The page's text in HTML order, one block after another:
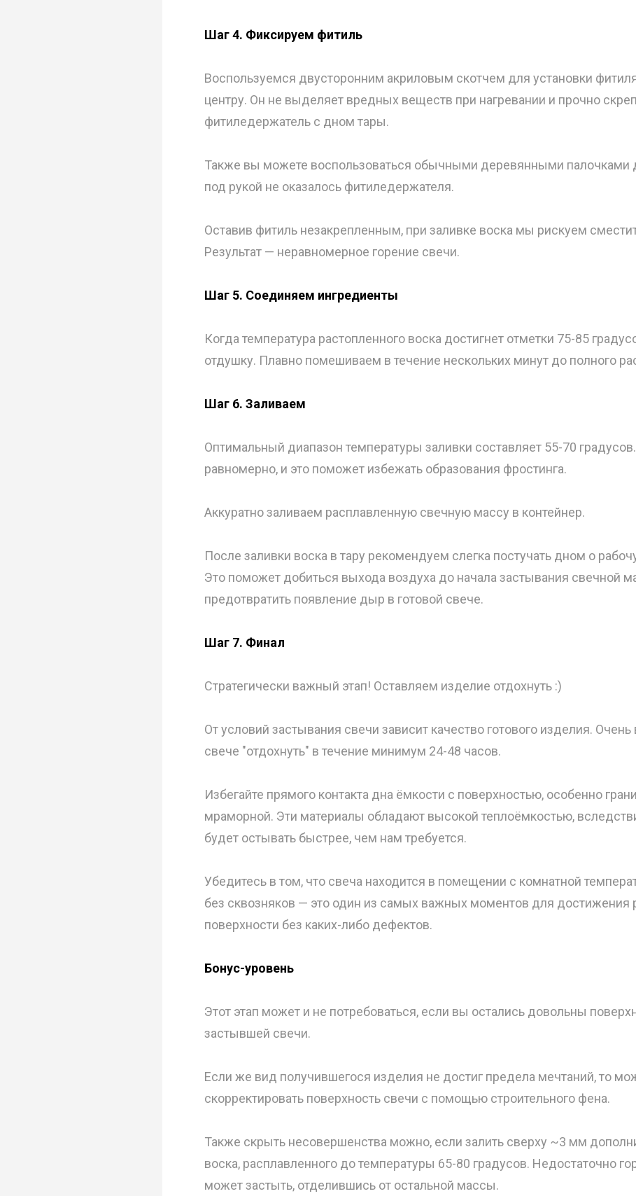
Шаг 4. Фиксируем фитиль
Воспользуемся двусторонним акриловым скотчем для установки
центру. Он не выделяет вредных веществ при нагревании и прочно
фитиледержатель с дном тары.
Также вы можете воспользоваться обычными деревянными палочками
под рукой не оказалось фитиледержателя.
Оставив фитиль незакрепленным, при заливке воска мы рискуем
Результат — неравномерное горение свечи.
Шаг 5. Соединяем ингредиенты
Когда температура растопленного воска достигнет отметки 75-85
отдушку. Плавно помешиваем в течение нескольких минут до полного
Шаг 6. Заливаем
Оптимальный диапазон температуры заливки составляет 55-70
равномерно, и это поможет избежать образования фростинга.
Аккуратно заливаем расплавленную свечную массу в контейнер.
После заливки воска в тару рекомендуем слегка постучать дном о
Это поможет добиться выхода воздуха до начала застывания свечной
предотвратить появление дыр в готовой свече.
Шаг 7. Финал
Стратегически важный этап! Оставляем изделие отдохнуть :)
От условий застывания свечи зависит качество готового изделия.
свече "отдохнуть" в течение минимум 24-48 часов.
Избегайте прямого контакта дна ёмкости с поверхностью, особенно
мраморной. Эти материалы обладают высокой теплоёмкостью,
будет остывать быстрее, чем нам требуется.
Убедитесь в том, что свеча находится в помещении с комнатной
без сквозняков — это один из самых важных моментов для достижения
поверхности без каких-либо дефектов.
Бонус-уровень
Этот этап может и не потребоваться, если вы остались довольны
застывшей свечи.
Если же вид получившегося изделия не достиг предела мечтаний, то
скорректировать поверхность свечи с помощью строительного фена.
Также скрыть несовершенства можно, если залить сверху ~3 мм
воска, расплавленного до температуры 65-80 градусов. Недостаточно
может застыть, отделившись от остальной массы.